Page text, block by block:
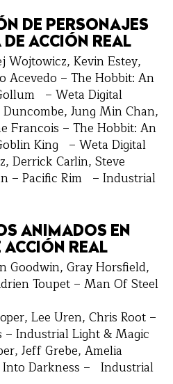
DE PERSONAJES
DE ACCIÓN REAL
Wojtowicz, Kevin Estey,
Acevedo – The Hobbit: An
– Weta Digital
Jung Min Chan,
Francois – The Hobbit: An
King – Weta Digital
Derrick Carlin, Steve
– Pacific Rim – Industrial
ANIMADOS EN
ACCIÓN REAL
Goodwin, Gray Horsfield,
Toupet – Man Of Steel
Lee Uren, Chris Root –
– Industrial Light & Magic
Jeff Grebe, Amelia
Into Darkness – Industrial